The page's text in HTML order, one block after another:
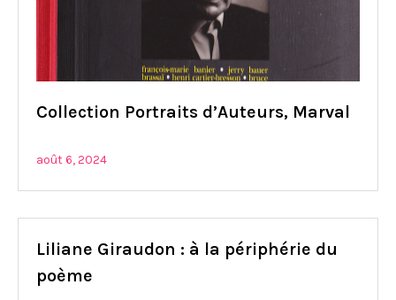
Collection Portraits d’Auteurs, Marval
août 6, 2024
Liliane Giraudon : à la périphérie du
poème